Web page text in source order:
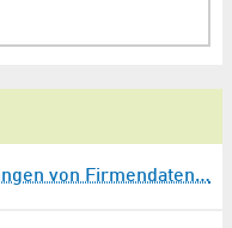
von Firmendaten…